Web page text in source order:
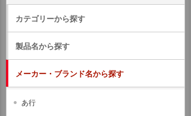
カテゴリーから探す
製品名から探す
メーカー・ブランド名から探す
あ行